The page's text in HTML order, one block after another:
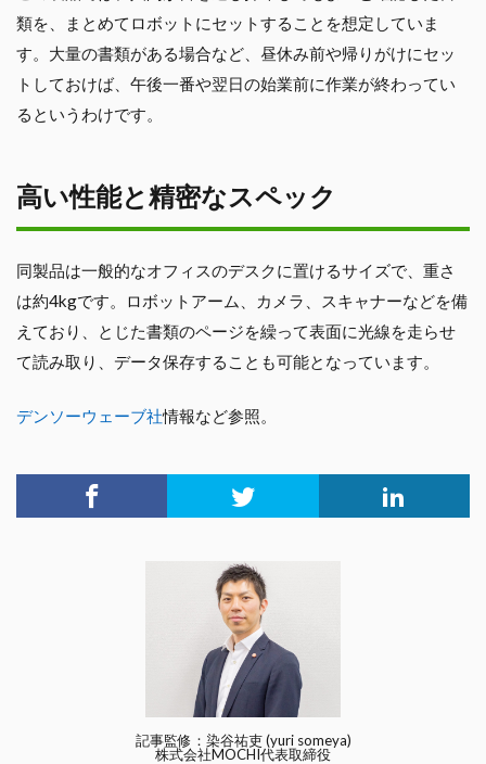
類を、まとめてロボットにセットすることを想定していま
す。大量の書類がある場合など、昼休み前や帰りがけにセッ
トしておけば、午後一番や翌日の始業前に作業が終わってい
るというわけです。
高い性能と精密なスペック
同製品は一般的なオフィスのデスクに置けるサイズで、重さ
は約4kgです。ロボットアーム、カメラ、スキャナーなどを備
えており、とじた書類のページを繰って表面に光線を走らせ
て読み取り、データ保存することも可能となっています。
デンソーウェーブ社情報など参照。
記事監修：染谷祐吏 (yuri someya)
株式会社MOCHI代表取締役